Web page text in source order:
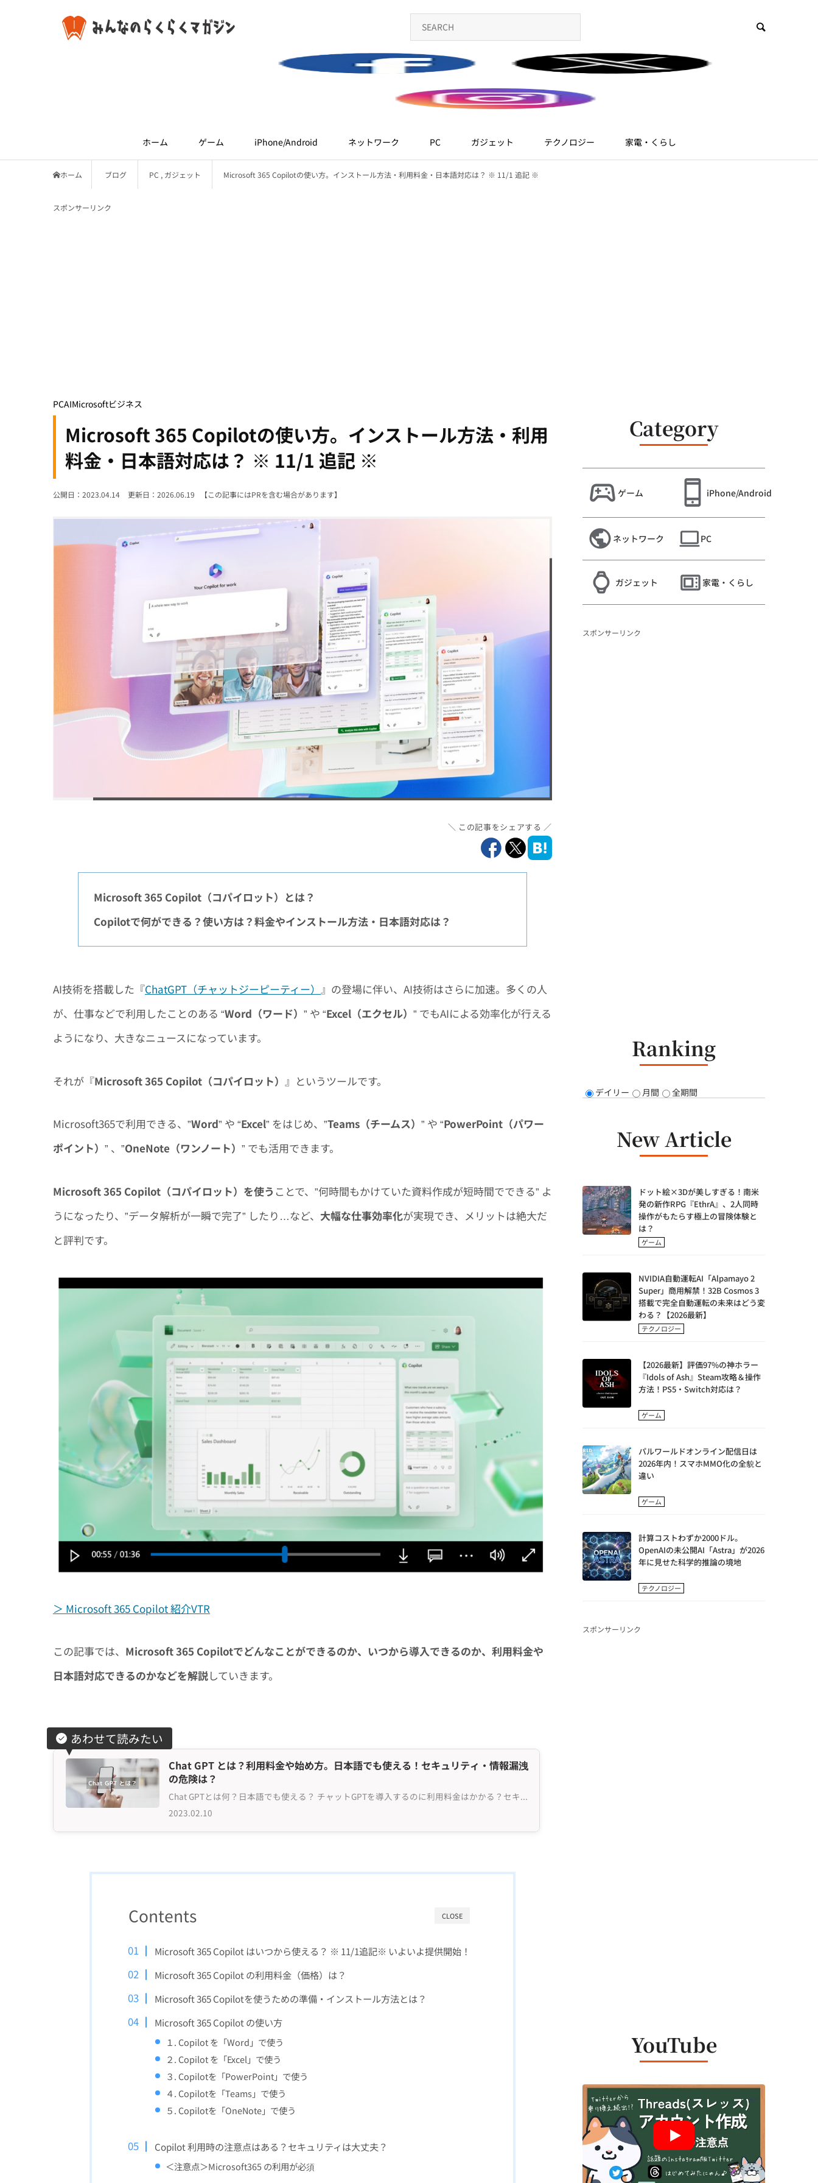
ホーム ゲーム iPhone/Android ネットワーク PC ガジェット テクノロジー 家電・くらし
ホーム ブログ PC , ガジェット Microsoft 365 Copilotの使い方。インストール方法・利用料金・日本語対応は？ ※ 11/1 追記 ※
スポンサーリンク
PCAIMicrosoftビジネス
Microsoft 365 Copilotの使い方。インストール方法・利用
料金・日本語対応は？ ※ 11/1 追記 ※
公開日：2023.04.14 更新日：2026.06.19 【この記事にはPRを含む場合があります】
この記事をシェアする
Microsoft 365 Copilot（コパイロット）とは？
Copilotで何ができる？使い方は？料金やインストール方法・日本語対応は？
AI技術を搭載した『ChatGPT（チャットジーピーティー） 』の登場に伴い、AI技術はさらに加速。多くの人
が、仕事などで利用したことのある “Word（ワード） ” や “Excel（エクセル） ” でもAIによる効率化が行える
ようになり、大きなニュースになっています。
それが『Microsoft 365 Copilot（コパイロット） 』というツールです。
Microsoft365で利用できる、”Word” や “Excel” をはじめ、”Teams（チームス） ” や “PowerPoint（パワー
ポイント） ” 、”OneNote（ワンノート） ” でも活用できます。
Microsoft 365 Copilot（コパイロット）を使う ことで、”何時間もかけていた資料作成が短時間でできる” よ
うになったり、”データ解析が一瞬で完了” したり…など、 大幅な仕事効率化が実現でき、メリットは絶大だ
と評判です。
＞ Microsoft 365 Copilot 紹介VTR
この記事では、 Microsoft 365 Copilotでどんなことができるのか、いつから導入できるのか、利用料金や
日本語対応できるのかなどを解説していきます。
あわせて読みたい
Chat GPT とは？利用料金や始め方。日本語でも使える！セキュリティ・情報漏洩
の危険は？
Chat GPTとは何？日本語でも使える？ チャットGPTを導入するのに利用料金はかかる？セキュリテ...
2023.02.10
CLOSE
Contents
Microsoft 365 Copilot はいつから使える？ ※ 11/1追記※ いよいよ提供開始！
Microsoft 365 Copilot の利用料金（価格）は？
Microsoft 365 Copilotを使うための準備・インストール方法とは？
Microsoft 365 Copilot の使い方
１. Copilot を「Word」で使う
２. Copilot を「Excel」で使う
３. Copilotを「PowerPoint」で使う
４. Copilotを「Teams」で使う
５. Copilotを「OneNote」で使う
Copilot 利用時の注意点はある？セキュリティは大丈夫？
＜注意点＞Microsoft365 の利用が必須
Category
ゲーム iPhone/Android
ネットワーク PC
ガジェット 家電・くらし
スポンサーリンク
Ranking
デイリー 月間 全期間
New Article
ドット絵×3Dが美しすぎる！南米
発の新作RPG『EthrA』、2人同時
操作がもたらす極上の冒険体験と
は？
ゲーム
NVIDIA自動運転AI「Alpamayo 2
Super」商用解禁！32B Cosmos 3
搭載で完全自動運転の未来はどう変
わる？【2026最新】
テクノロジー
【2026最新】評価97%の神ホラー
『Idols of Ash』Steam攻略＆操作
方法！PS5・Switch対応は？
ゲーム
パルワールドオンライン配信日は
2026年内！スマホMMO化の全貌と
違い
ゲーム
計算コストわずか2000ドル。
OpenAIの未公開AI「Astra」が2026
年に見せた科学的推論の境地
テクノロジー
スポンサーリンク
YouTube